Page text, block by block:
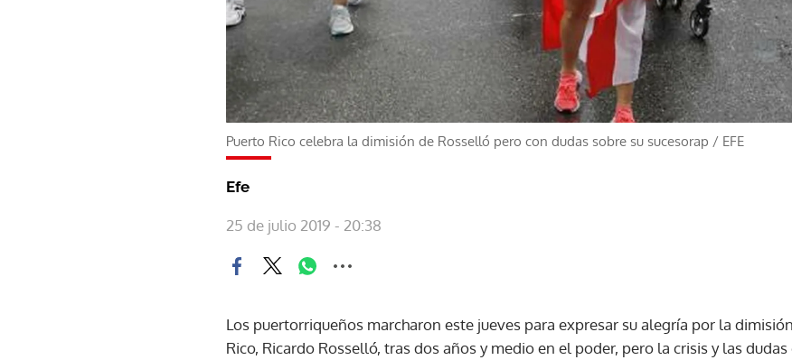
Puerto Rico celebra la dimisión de Rosselló pero con dudas sobre su sucesorap / EFE
Efe
25 de julio 2019 - 20:38
Los puertorriqueños marcharon este jueves para expresar su alegría por la
Rico, Ricardo Rosselló, tras dos años y medio en el poder, pero la crisis y las